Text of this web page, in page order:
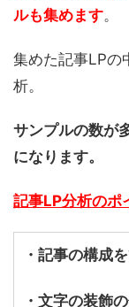
ルも集めます。
集めた記事LPの
析。
サンプルの数が
になります。
記事LP分析のポ
・記事の構成
・文字の装飾